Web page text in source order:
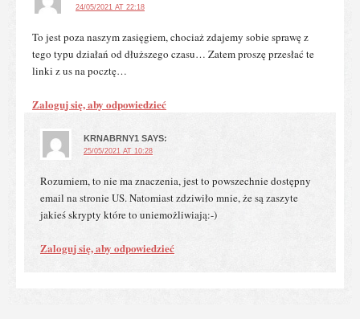
24/05/2021 AT 22:18
To jest poza naszym zasięgiem, chociaż zdajemy sobie sprawę z
tego typu działań od dłuższego czasu… Zatem proszę przesłać te
linki z us na pocztę…
Zaloguj się, aby odpowiedzieć
KRNABRNY1 SAYS:
25/05/2021 AT 10:28
Rozumiem, to nie ma znaczenia, jest to powszechnie dostępny
email na stronie US. Natomiast zdziwiło mnie, że są zaszyte
jakieś skrypty które to uniemożliwiają:-)
Zaloguj się, aby odpowiedzieć